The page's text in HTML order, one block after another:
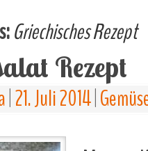
Griechisches Rezept
Rezept
21. Juli 2014